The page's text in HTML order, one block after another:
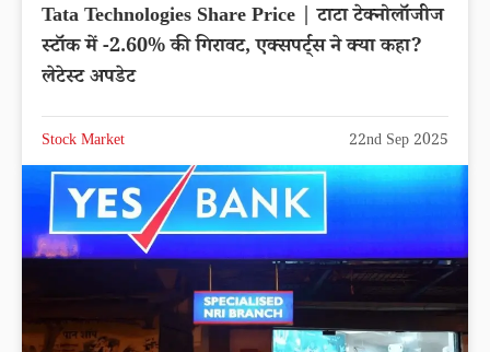
Tata Technologies Share Price | टाटा टेक्नोलॉजीज
स्टॉक में -2.60% की गिरावट, एक्सपर्ट्स ने क्या कहा?
लेटेस्ट अपडेट
Stock Market 22nd Sep 2025